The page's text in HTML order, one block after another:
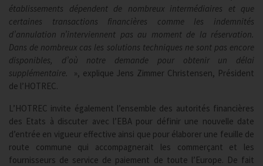
établissements dépendent de nombreux intermédiaires et que
certaines transactions financières comme les indemnités
d’annulation n’interviennent pas au moment de la réservation.
Dans de nombreux cas les solutions techniques ne sont pas encore
disponibles, d’où notre demande pour obtenir un délai
supplémentaire.
», explique Jens Zimmer Christensen, Président
de l’HOTREC.
L’HOTREC invite également l’ensemble des autorités financières
des Etats à discuter avec l’EBA pour définir une nouvelle date
d’entrée en vigueur effective ainsi que pour élaborer une feuille de
route commune qui accompagnerait les commerçant et les
fournisseurs de service de paiement de toute l’Europe. De fait